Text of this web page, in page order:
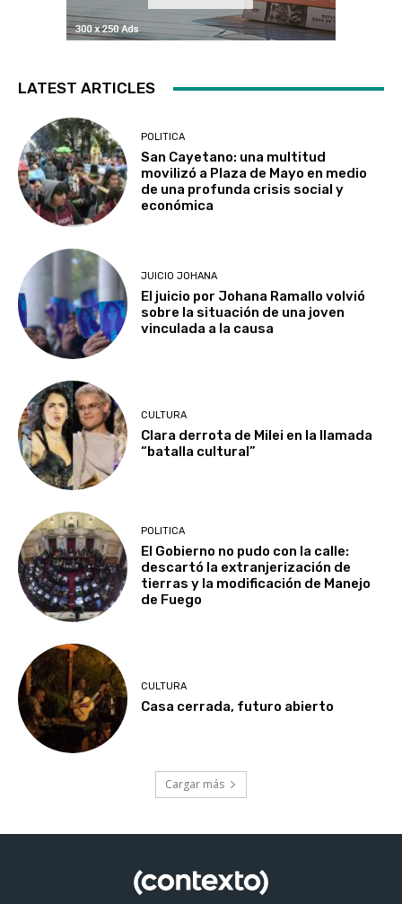
LATEST ARTICLES
POLITICA
San Cayetano: una multitud
movilizó a Plaza de Mayo en medio
de una profunda crisis social y
económica
JUICIO JOHANA
El juicio por Johana Ramallo volvió
sobre la situación de una joven
vinculada a la causa
CULTURA
Clara derrota de Milei en la llamada
“batalla cultural”
POLITICA
El Gobierno no pudo con la calle:
descartó la extranjerización de
tierras y la modificación de Manejo
de Fuego
CULTURA
Casa cerrada, futuro abierto
Cargar más